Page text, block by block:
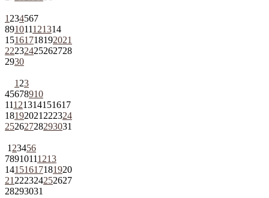
1 234567
891011121314
15161718192021
22232425262728
2930
1 23
45678910
11121314151617
18192021 222324
25262728293031
1 23456
78910111213
14151617181920
21 222324252627
28293031